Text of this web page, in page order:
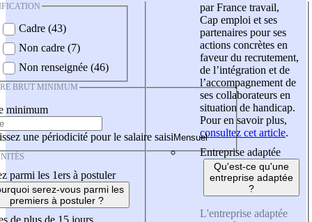
Cadre (43)
Non cadre (7)
Non renseignée (46)
BRUT MINIMUM
minimum
une périodicité pour le salaire saisi
parmi les 1ers à postuler
serez-vous parmi les
premiers à postuler ?
de plus de 15 jours,
par France travail,
Cap emploi et ses
partenaires pour ses
actions concrètes en
faveur du recrutement,
de l’intégration et de
l’accompagnement de
ses collaborateurs en
situation de handicap.
Pour en savoir plus,
consultez cet article.
Entreprise adaptée
Qu'est-ce qu'une
entreprise adaptée
?
L'entreprise adaptée